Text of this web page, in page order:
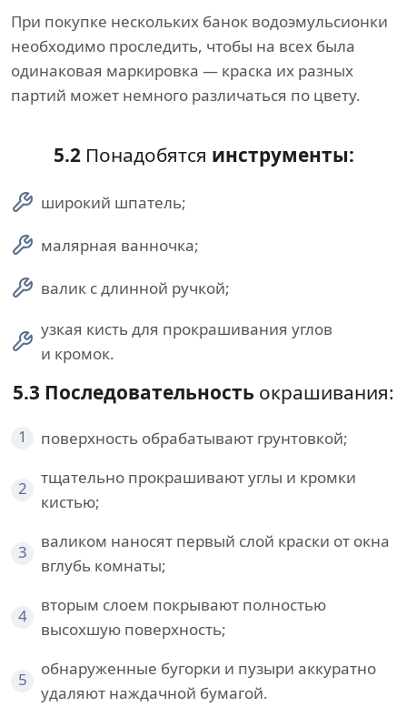
При покупке нескольких банок водоэмульсионки
необходимо проследить, чтобы на всех была
одинаковая маркировка — краска их разных
партий может немного различаться по цвету.
5.2Понадобятся инструменты:
широкий шпатель;
малярная ванночка;
валик с длинной ручкой;
узкая кисть для прокрашивания углов
и кромок.
5.3 Последовательность окрашивания:
1 поверхность обрабатывают грунтовкой;
2
тщательно прокрашивают углы и кромки
кистью;
3
валиком наносят первый слой краски от окна
вглубь комнаты;
4
вторым слоем покрывают полностью
высохшую поверхность;
5
обнаруженные бугорки и пузыри аккуратно
удаляют наждачной бумагой.